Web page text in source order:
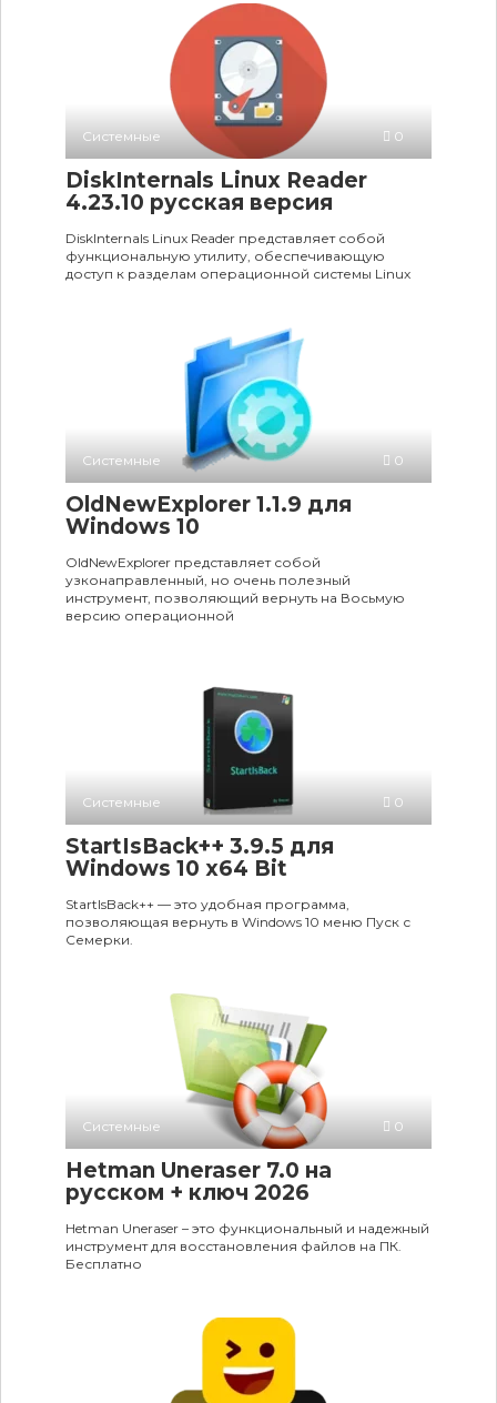
Системные 0
DiskInternals Linux Reader
4.23.10 русская версия
DiskInternals Linux Reader представляет собой
функциональную утилиту, обеспечивающую
доступ к разделам операционной системы Linux
Системные 0
OldNewExplorer 1.1.9 для
Windows 10
OldNewExplorer представляет собой
узконаправленный, но очень полезный
инструмент, позволяющий вернуть на Восьмую
версию операционной
Системные 0
StartIsBack++ 3.9.5 для
Windows 10 x64 Bit
StartIsBack++ — это удобная программа,
позволяющая вернуть в Windows 10 меню Пуск с
Семерки.
Системные 0
Hetman Uneraser 7.0 на
русском + ключ 2026
Hetman Uneraser – это функциональный и надежный
инструмент для восстановления файлов на ПК.
Бесплатно